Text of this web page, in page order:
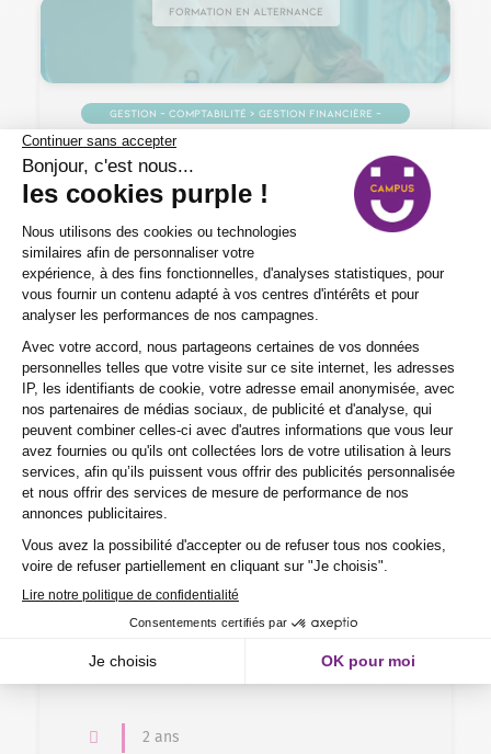
Formation en alternance
Gestion – Comptabilité > Gestion financière –
Comptabilité
2 ans
Nos certificats, titres et diplômes de
Niveau 5
En centre, en alternance
Jeune de 15 à 29 ans
Éligible VAE
Commerce – Vente > Gestion commerciale
BTS Management Commercial Opérationnel
2 ans